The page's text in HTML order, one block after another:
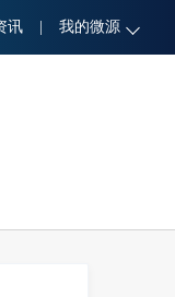
讯 我的微源